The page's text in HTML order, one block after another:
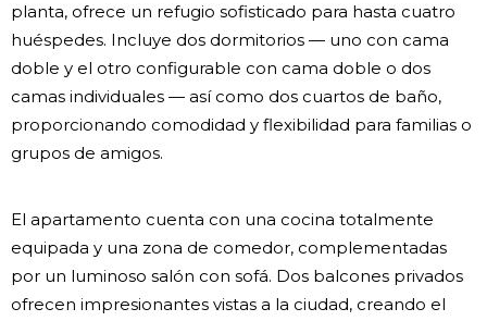
planta, ofrece un refugio sofisticado para hasta cuatro
huéspedes. Incluye dos dormitorios — uno con cama
doble y el otro configurable con cama doble o dos
camas individuales — así como dos cuartos de baño,
proporcionando comodidad y flexibilidad para familias o
grupos de amigos.
El apartamento cuenta con una cocina totalmente
equipada y una zona de comedor, complementadas
por un luminoso salón con sofá. Dos balcones privados
ofrecen impresionantes vistas a la ciudad, creando el